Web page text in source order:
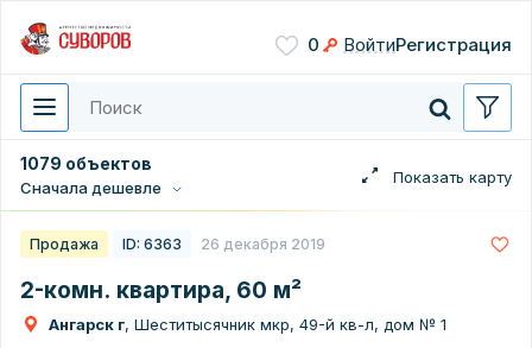
0 ВойтиРегистрация
1079 объектов
Сначала дешевле
Продажа ID: 6363 26 декабря 2019
2-комн. квартира, 60 м²
Ангарск г, Шеститысячник мкр, 49-й кв-л, дом № 1
Введите цифры с картинки
Нажимая кнопку, вы даете
согласие на обработку
персональных данных